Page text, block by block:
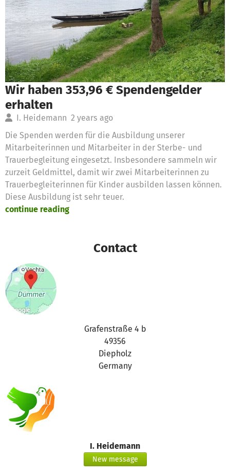
Wir haben 353,96 € Spendengelder
erhalten
I. Heidemann 2 years ago
Die Spenden werden für die Ausbildung unserer
Mitarbeiterinnen und Mitarbeiter in der Sterbe- und
Trauerbegleitung eingesetzt. Insbesondere sammeln wir
zurzeit Geldmittel, damit wir zwei Mitarbeiterinnen zu
Trauerbegleiterinnen für Kinder ausbilden lassen können.
Diese Ausbildung ist sehr teuer.
continue reading
Contact
Grafenstraße 4 b
49356
Diepholz
Germany
I. Heidemann
New message